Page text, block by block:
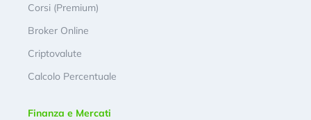
Corsi (Premium)
Broker Online
Criptovalute
Calcolo Percentuale
Finanza e Mercati